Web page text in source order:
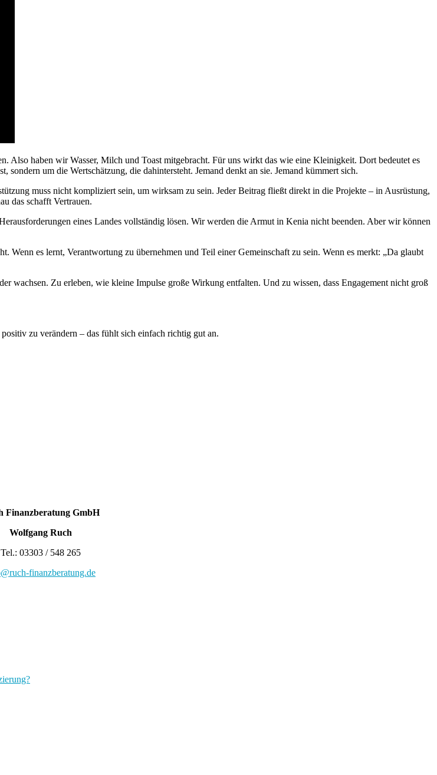
Also haben wir Wasser, Milch und Toast mitgebracht. Für uns wirkt das wie eine Kleinigkeit. Dort bedeutet es
um die Wertschätzung, die dahintersteht. Jemand denkt an sie. Jemand kümmert sich.
muss nicht kompliziert sein, um wirksam zu sein. Jeder Beitrag fließt direkt in die Projekte – in Ausrüstung,
das schafft Vertrauen.
eines Landes vollständig lösen. Wir werden die Armut in Kenia nicht beenden. Aber wir können
Wenn es lernt, Verantwortung zu übernehmen und Teil einer Gemeinschaft zu sein. Wenn es merkt: „Da glaubt
wachsen. Zu erleben, wie kleine Impulse große Wirkung entfalten. Und zu wissen, dass Engagement nicht groß
zu verändern – das fühlt sich einfach richtig gut an.
Finanzberatung GmbH
Wolfgang Ruch
Tel.: 03303 / 548 265
finanzberatung.de